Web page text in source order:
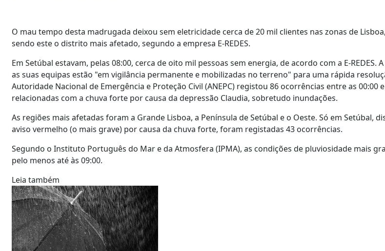
O mau tempo desta madrugada deixou sem eletricidade cerca de 20 mil clientes nas zonas de
sendo este o distrito mais afetado, segundo a empresa E-REDES.
Em Setúbal estavam, pelas 08:00, cerca de oito mil pessoas sem energia, de acordo com a E-REDES.
as suas equipas estão "em vigilância permanente e mobilizadas no terreno" para uma rápida
Autoridade Nacional de Emergência e Proteção Civil (ANEPC) registou 86 ocorrências entre as 00:00
relacionadas com a chuva forte por causa da depressão Claudia, sobretudo inundações.
As regiões mais afetadas foram a Grande Lisboa, a Península de Setúbal e o Oeste. Só em Setúbal,
aviso vermelho (o mais grave) por causa da chuva forte, foram registadas 43 ocorrências.
Segundo o Instituto Português do Mar e da Atmosfera (IPMA), as condições de pluviosidade mais
pelo menos até às 09:00.
Leia também